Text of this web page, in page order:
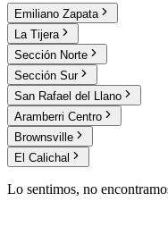
Emiliano Zapata
La Tijera
Sección Norte
Sección Sur
San Rafael del Llano
Aramberri Centro
Brownsville
El Calichal
Lo sentimos, no